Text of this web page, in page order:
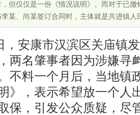
但仅仅是一份《情况说明》。而对于已
某、尚某签订合同时，主体就是共进镇人
，安康市汉滨区关庙镇
两名肇事者因为涉嫌寻
不料一个月后，当地镇
》，表示希望放一个人
保，引发公众质疑，尽